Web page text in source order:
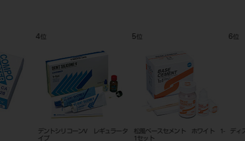
ホワイトポイント ＦＧ １２入 ハイ-ボンド レジグラス 1-1セ